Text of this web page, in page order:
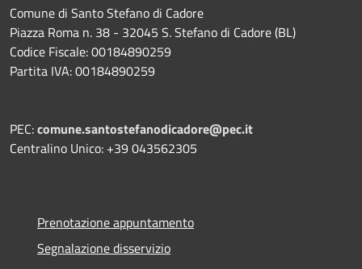
Comune di Santo Stefano di Cadore
Piazza Roma n. 38 - 32045 S. Stefano di Cadore (BL)
Codice Fiscale: 00184890259
Partita IVA: 00184890259
PEC:comune.santostefanodicadore@pec.it
Centralino Unico: +39 043562305
Prenotazione appuntamento
Segnalazione disservizio